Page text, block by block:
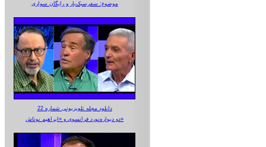
موضوع: سفرسبک‌بار و رایگان سواری
دانلود مجله تلویزیونی شماره 22
دو دیواره‌نورد فرانسوی و «ابراهیم نوتاش»